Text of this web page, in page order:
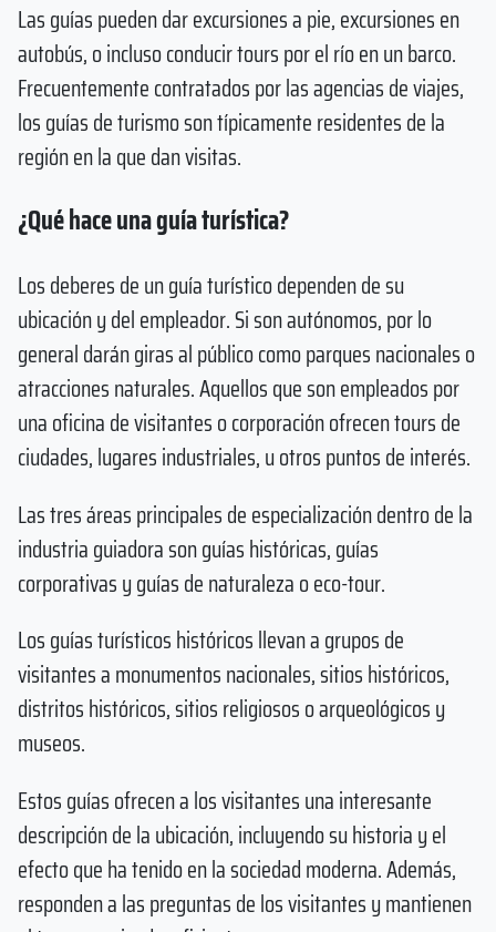
Las guías pueden dar excursiones a pie, excursiones en
autobús, o incluso conducir tours por el río en un barco.
Frecuentemente contratados por las agencias de viajes,
los guías de turismo son típicamente residentes de la
región en la que dan visitas.
¿Qué hace una guía turística?
Los deberes de un guía turístico dependen de su
ubicación y del empleador. Si son autónomos, por lo
general darán giras al público como parques nacionales o
atracciones naturales. Aquellos que son empleados por
una oficina de visitantes o corporación ofrecen tours de
ciudades, lugares industriales, u otros puntos de interés.
Las tres áreas principales de especialización dentro de la
industria guiadora son guías históricas, guías
corporativas y guías de naturaleza o eco-tour.
Los guías turísticos históricos llevan a grupos de
visitantes a monumentos nacionales, sitios históricos,
distritos históricos, sitios religiosos o arqueológicos y
museos.
Estos guías ofrecen a los visitantes una interesante
descripción de la ubicación, incluyendo su historia y el
efecto que ha tenido en la sociedad moderna. Además,
responden a las preguntas de los visitantes y mantienen